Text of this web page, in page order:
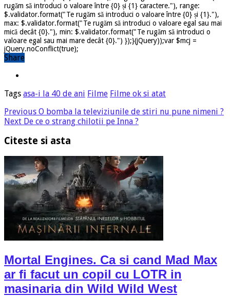
rugăm să introduci o valoare între {0} și {1} caractere."), range:
$.validator.format("Te rugăm să introduci o valoare între {0} și {1}."),
max: $.validator.format("Te rugăm să introduci o valoare egal sau mai
mică decât {0}."), min: $.validator.format("Te rugăm să introduci o
valoare egal sau mai mare decât {0}.") });}(jQuery));var $mcj =
jQuery.noConflict(true);
Share
Tags asa-i la 40 de ani Filme Filme ok si atat
Previous O bomba la televiziunile de stiri nu pune nimeni ?
Next De ce o strang chilotii pe Inna ?
Citeste si asta
Mortal Engines. Ca si cand Mad Max
ar fi facut un copil cu LOTR in
masinaria din Wild Wild West